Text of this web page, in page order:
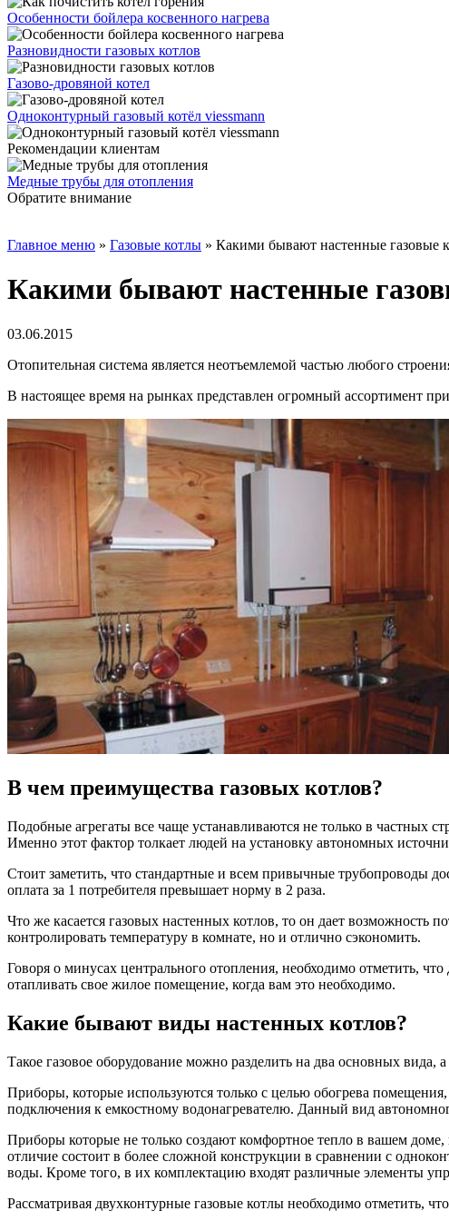
Особенности бойлера косвенного нагрева
Разновидности газовых котлов
Газово-дровяной котел
Одноконтурный газовый котёл viessmann
Рекомендации клиентам
Медные трубы для отопления
Обратите внимание
Главное меню » Газовые котлы » Какими бывают настенные газовые
Какими бывают настенные
03.06.2015
Отопительная система является неотъемлемой частью любого
В настоящее время на рынках представлен огромный ассортимент
В чем преимущества газовых котлов?
Подобные агрегаты все чаще устанавливаются не только в частных
Именно этот фактор толкает людей на установку автономных
Стоит заметить, что стандартные и всем привычные трубопроводы
оплата за 1 потребителя превышает норму в 2 раза.
Что же касается газовых настенных котлов, то он дает возможность
контролировать температуру в комнате, но и отлично сэкономить.
Говоря о минусах центрального отопления, необходимо отметить,
отапливать свое жилое помещение, когда вам это необходимо.
Какие бывают виды настенных котлов?
Такое газовое оборудование можно разделить на два основных вида, а
Приборы, которые используются только с целью обогрева
подключения к емкостному водонагревателю. Данный вид
Приборы которые не только создают комфортное тепло в вашем
отличие состоит в более сложной конструкции в сравнении с
воды. Кроме того, в их комплектацию входят различные элементы
Рассматривая двухконтурные газовые котлы необходимо отметить,